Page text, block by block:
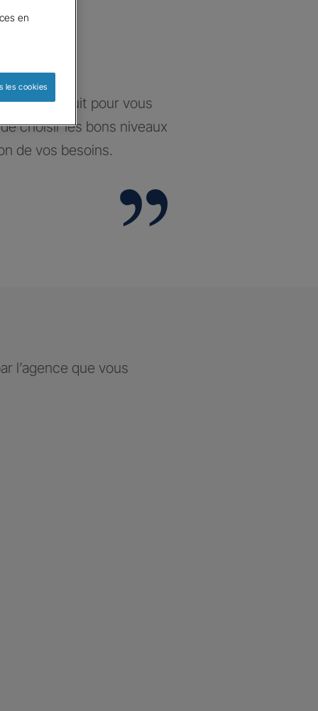
construit pour vous
choisir les bons niveaux
de vos besoins.
l’agence que vous
en
les cookies